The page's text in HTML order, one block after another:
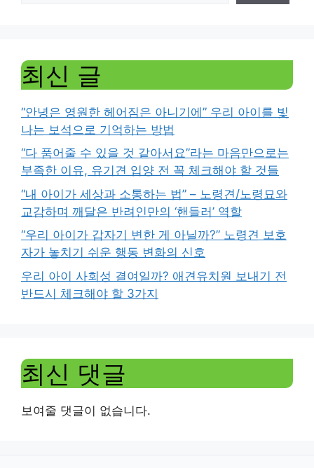
최신 글
“안녕은 영원한 헤어짐은 아니기에” 우리 아이를 빛
나는 보석으로 기억하는 방법
“다 품어줄 수 있을 것 같아서요”라는 마음만으로는
부족한 이유, 유기견 입양 전 꼭 체크해야 할 것들
“내 아이가 세상과 소통하는 법” – 노령견/노령묘와
교감하며 깨달은 반려인만의 ‘핸들러’ 역할
“우리 아이가 갑자기 변한 게 아닐까?” 노령견 보호
자가 놓치기 쉬운 행동 변화의 신호
우리 아이 사회성 결여일까? 애견유치원 보내기 전
반드시 체크해야 할 3가지
최신 댓글
보여줄 댓글이 없습니다.